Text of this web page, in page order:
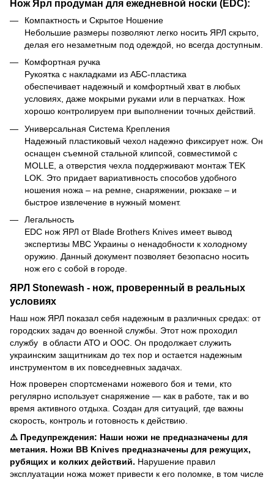
Нож Ярл продуман для ежедневной носки (EDC):
Компактность и Скрытое Ношение
Небольшие размеры позволяют легко носить ЯРЛ скрыто,
делая его незаметным под одеждой, но всегда доступным.
Комфортная ручка
Рукоятка с накладками из АБС-пластика
обеспечивает надежный и комфортный хват в любых
условиях, даже мокрыми руками или в перчатках. Нож
хорошо контролируем при выполнении точных действий.
Универсальная Система Крепления
Надежный пластиковый чехол надежно фиксирует нож. Он
оснащен съемной стальной клипсой, совместимой с
MOLLE, а отверстия чехла поддерживают монтаж TEK
LOK. Это придает вариативность способов удобного
ношения ножа – на ремне, снаряжении, рюкзаке – и
быстрое извлечение в нужный момент.
Легальность
EDC нож ЯРЛ от Blade Brothers Knives имеет вывод
экспертизы МВС Украины о ненадобности к холодному
оружию. Данный документ позволяет безопасно носить
нож его с собой в городе.
ЯРЛ Stonewash - нож, проверенный в реальных
условиях
Наш нож ЯРЛ показал себя надежным в различных средах: от
городских задач до военной службы. Этот нож проходил
службу в области АТО и ООС. Он продолжает служить
украинским защитникам до тех пор и остается надежным
инструментом в их повседневных задачах.
Нож проверен спортсменами ножевого боя и теми, кто
регулярно использует снаряжение — как в работе, так и во
время активного отдыха. Создан для ситуаций, где важны
скорость, контроль и готовность к действию.
⚠️ Предупреждения: Наши ножи не предназначены для
метания. Ножи BB Knives предназначены для режущих,
рубящих и колких действий. Нарушение правил
эксплуатации ножа может привести к его поломке, в том числе